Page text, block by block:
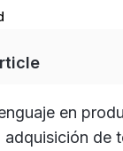
en
de